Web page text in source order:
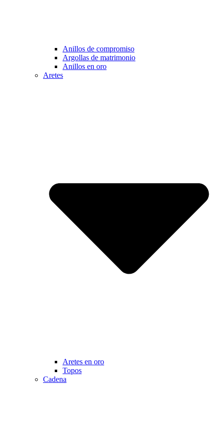
Anillos de compromiso
Argollas de matrimonio
Anillos en oro
Aretes
Aretes en oro
Topos
Cadena